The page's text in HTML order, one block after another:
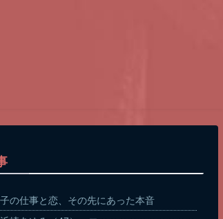
の仕事と恋、その先にあった本音